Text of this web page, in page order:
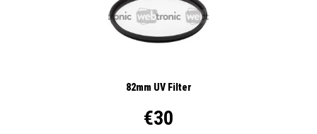
82mm UV Filter
€30